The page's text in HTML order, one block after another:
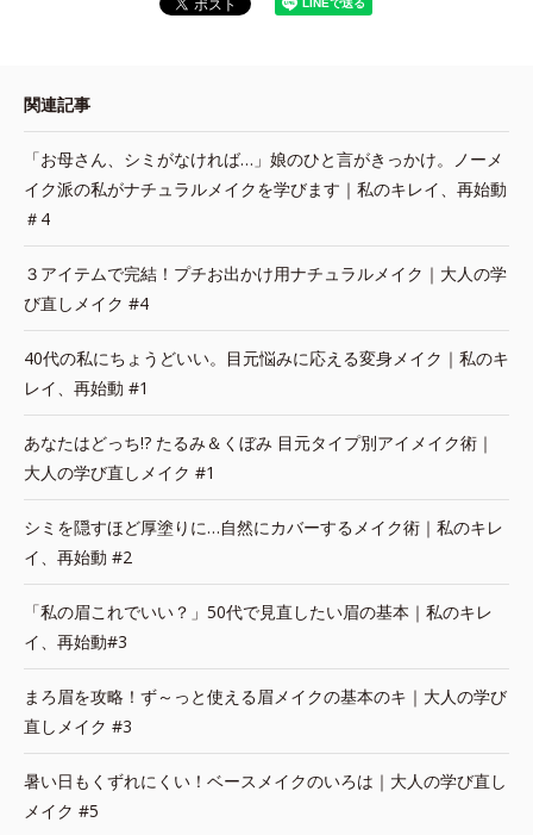
関連記事
「お母さん、シミがなければ…」娘のひと言がきっかけ。ノーメ
イク派の私がナチュラルメイクを学びます｜私のキレイ、再始動
＃4
３アイテムで完結！プチお出かけ用ナチュラルメイク｜大人の学
び直しメイク #4
40代の私にちょうどいい。目元悩みに応える変身メイク｜私のキ
レイ、再始動 #1
あなたはどっち!? たるみ＆くぼみ 目元タイプ別アイメイク術｜
大人の学び直しメイク #1
シミを隠すほど厚塗りに…自然にカバーするメイク術｜私のキレ
イ、再始動 #2
「私の眉これでいい？」50代で見直したい眉の基本｜私のキレ
イ、再始動#3
まろ眉を攻略！ず～っと使える眉メイクの基本のキ｜大人の学び
直しメイク #3
暑い日もくずれにくい！ベースメイクのいろは｜大人の学び直し
メイク #5